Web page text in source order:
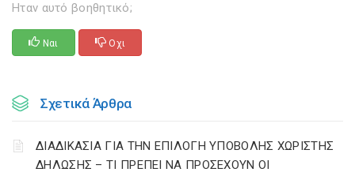
Ηταν αυτό βοηθητικό;
Ναι Οχι
Σχετικά Άρθρα
ΔΙΑΔΙΚΑΣΙΑ ΓΙΑ ΤΗΝ ΕΠΙΛΟΓΗ ΥΠΟΒΟΛΗΣ ΧΩΡΙΣΤΗΣ
ΔΗΛΩΣΗΣ – ΤΙ ΠΡΕΠΕΙ ΝΑ ΠΡΟΣΕΧΟΥΝ ΟΙ